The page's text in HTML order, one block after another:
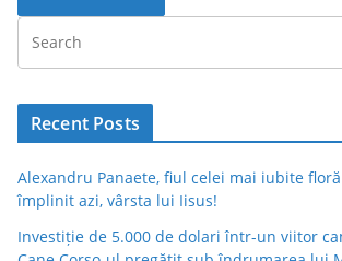
Recent Posts
Alexandru Panaete, fiul celei mai iubite
împlinit azi, vârsta lui Iisus!
Investiție de 5.000 de dolari într-un viitor